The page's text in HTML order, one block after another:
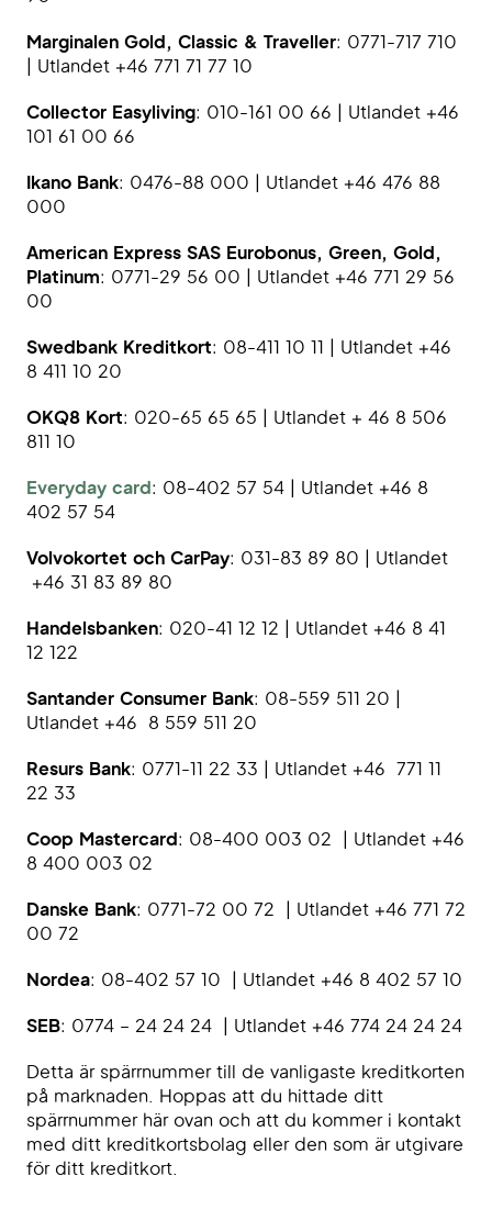
Marginalen Gold, Classic & Traveller: 0771-717 710
| Utlandet +46 771 71 77 10
Collector Easyliving: 010-161 00 66 | Utlandet +46
101 61 00 66
Ikano Bank: 0476-88 000 | Utlandet +46 476 88
000
American Express SAS Eurobonus, Green, Gold,
Platinum: 0771-29 56 00 | Utlandet +46 771 29 56
00
Swedbank Kreditkort: 08-411 10 11 | Utlandet +46
8 411 10 20
OKQ8 Kort: 020-65 65 65 | Utlandet + 46 8 506
811 10
Everyday card: 08-402 57 54 | Utlandet +46 8
402 57 54
Volvokortet och CarPay: 031-83 89 80 | Utlandet
+46 31 83 89 80
Handelsbanken: 020-41 12 12 | Utlandet +46 8 41
12 122
Santander Consumer Bank: 08-559 511 20 |
Utlandet +46 8 559 511 20
Resurs Bank: 0771-11 22 33 | Utlandet +46 771 11
22 33
Coop Mastercard: 08-400 003 02 | Utlandet +46
8 400 003 02
Danske Bank: 0771-72 00 72 | Utlandet +46 771 72
00 72
Nordea: 08-402 57 10 | Utlandet +46 8 402 57 10
SEB: 0774 – 24 24 24 | Utlandet +46 774 24 24 24
Detta är spärrnummer till de vanligaste kreditkorten
på marknaden. Hoppas att du hittade ditt
spärrnummer här ovan och att du kommer i kontakt
med ditt kreditkortsbolag eller den som är utgivare
för ditt kreditkort.